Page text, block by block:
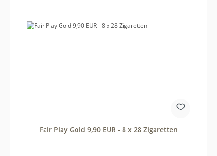
Fair Play Gold 9,90 EUR - 8 x 28 Zigaretten